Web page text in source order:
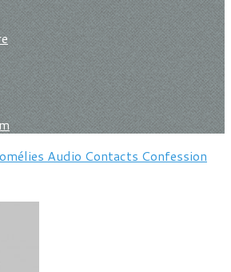
Audio Contacts Confession